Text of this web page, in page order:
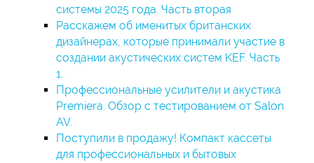
системы 2025 года. Часть вторая
Расскажем об именитых британских
дизайнерах, которые принимали участие в
создании акустических систем KEF. Часть
1.
Профессиональные усилители и акустика
Premiera. Обзор с тестированием от Salon
AV.
Поступили в продажу! Компакт кассеты
для профессиональных и бытовых